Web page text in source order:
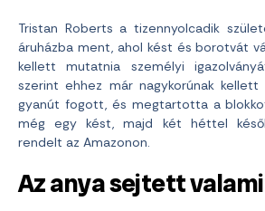
Tristan Roberts a tizennyolcadik
áruházba ment, ahol kést és borotvát
kellett mutatnia személyi
szerint ehhez már nagykorúnak
gyanút fogott, és megtartotta a
még egy kést, majd két héttel
rendelt az Amazonon.
Az anya sejtett